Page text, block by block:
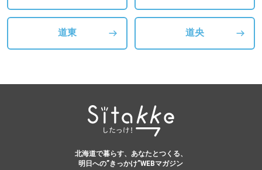
道東 道央
北海道で暮らす、あなたとつくる、
明日への”きっかけ”WEBマガジン